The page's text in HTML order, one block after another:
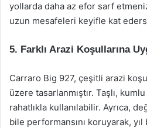
yollarda daha az efor sarf
uzun mesafeleri keyifle kat
5. Farklı Arazi Koşullarına
Carraro Big 927, çeşitli arazi
üzere tasarlanmıştır. Taşlı,
rahatlıkla kullanılabilir. Ayrıca,
bile performansını koruyarak,